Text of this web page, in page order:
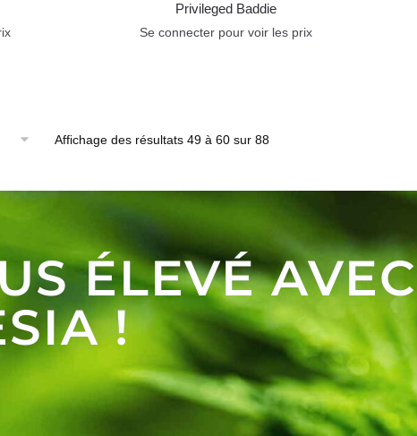
Privileged Baddie
Se connecter pour voir les prix
Affichage des résultats 49 à 60 sur 88
ÉLEVÉ AVEC
!